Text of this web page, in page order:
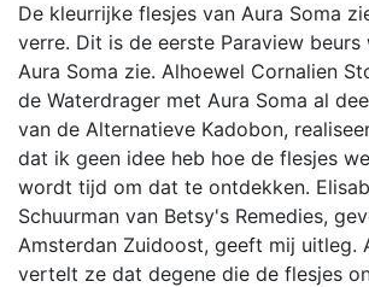
De kleurrijke flesjes van Aura Soma
verre. Dit is de eerste Paraview beurs
Aura Soma zie. Alhoewel Cornalien
de Waterdrager met Aura Soma al
van de Alternatieve Kadobon,
dat ik geen idee heb hoe de flesjes
wordt tijd om dat te ontdekken.
Schuurman van Betsy's Remedies,
Amsterdan Zuidoost, geeft mij uitleg.
vertelt ze dat degene die de flesjes